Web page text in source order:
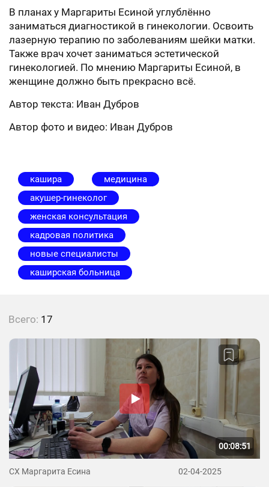
В планах у Маргариты Есиной углублённо
заниматься диагностикой в гинекологии. Освоить
лазерную терапию по заболеваниям шейки матки.
Также врач хочет заниматься эстетической
гинекологией. По мнению Маргариты Есиной, в
женщине должно быть прекрасно всё.
Автор текста: Иван Дубров
Автор фото и видео: Иван Дубров
кашира
медицина
акушер-гинеколог
женская консультация
кадровая политика
новые специалисты
каширская больница
Всего: 17
00:08:51
СХ Маргарита Есина 02-04-2025